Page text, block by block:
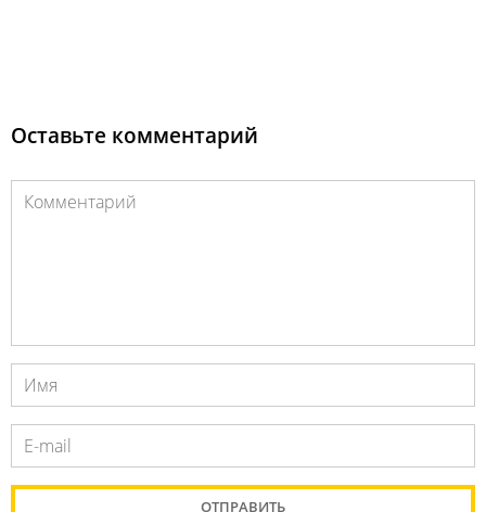
Оставьте комментарий